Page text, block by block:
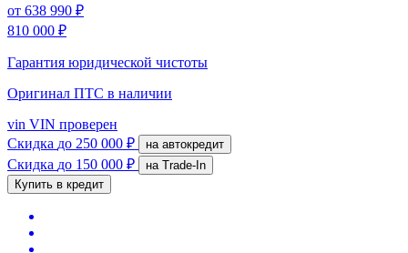
от 638 990 ₽
810 000 ₽
Гарантия юридической чистоты
Оригинал ПТС в наличии
vin VIN проверен
Скидка до 250 000 ₽ на автокредит
Скидка до 150 000 ₽
на Trade-In
Купить в кредит